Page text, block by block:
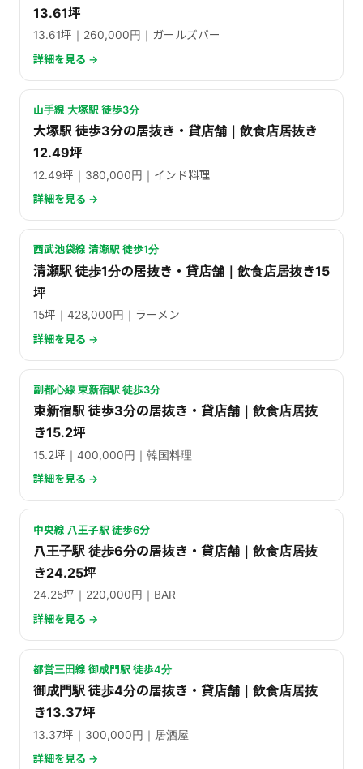
13.61坪
13.61坪｜260,000円｜ガールズバー
詳細を見る →
山手線 大塚駅 徒歩3分
大塚駅 徒歩3分の居抜き・貸店舗｜飲食店居抜き
12.49坪
12.49坪｜380,000円｜インド料理
詳細を見る →
西武池袋線 清瀬駅 徒歩1分
清瀬駅 徒歩1分の居抜き・貸店舗｜飲食店居抜き15
坪
15坪｜428,000円｜ラーメン
詳細を見る →
副都心線 東新宿駅 徒歩3分
東新宿駅 徒歩3分の居抜き・貸店舗｜飲食店居抜
き15.2坪
15.2坪｜400,000円｜韓国料理
詳細を見る →
中央線 八王子駅 徒歩6分
八王子駅 徒歩6分の居抜き・貸店舗｜飲食店居抜
き24.25坪
24.25坪｜220,000円｜BAR
詳細を見る →
都営三田線 御成門駅 徒歩4分
御成門駅 徒歩4分の居抜き・貸店舗｜飲食店居抜
き13.37坪
13.37坪｜300,000円｜居酒屋
詳細を見る →